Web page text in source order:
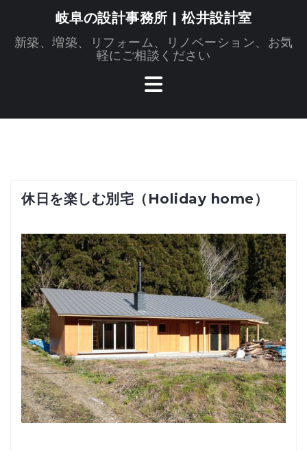
岐阜の設計事務所 | 松井設計室
新築、増築、リフォーム、リノベーション、お気
軽にご相談ください
休日を楽しむ別宅（Holiday home）